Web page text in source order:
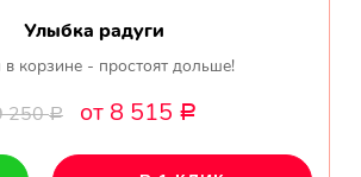
Улыбка радуги
в корзине - простоят дольше!
250Р от 8 515 Р